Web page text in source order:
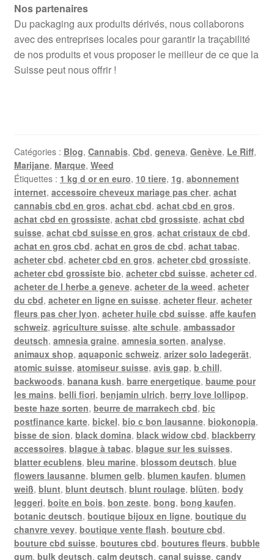
Nos partenaires
Du packaging aux produits dérivés, nous collaborons
avec des entreprises locales pour garantir la traçabilité
de nos produits et vous proposer le meilleur de ce que la
Suisse peut nous offrir !
Catégories : Blog, Cannabis, Cbd, geneva, Genève, Le Riff,
Marijane, Marque, Weed
Étiquettes : 1 kg d or en euro, 10 tiere, 1g, abonnement
internet, accessoire cheveux mariage pas cher, achat
cannabis cbd en gros, achat cbd, achat cbd en gros,
achat cbd en grossiste, achat cbd grossiste, achat cbd
suisse, achat cbd suisse en gros, achat cristaux de cbd,
achat en gros cbd, achat en gros de cbd, achat tabac,
acheter cbd, acheter cbd en gros, acheter cbd grossiste,
acheter cbd grossiste bio, acheter cbd suisse, acheter cd,
acheter de l herbe a geneve, acheter de la weed, acheter
du cbd, acheter en ligne en suisse, acheter fleur, acheter
fleurs pas cher lyon, acheter huile cbd suisse, affe kaufen
schweiz, agriculture suisse, alte schule, ambassador
deutsch, amnesia graine, amnesia sorten, analyse,
animaux shop, aquaponic schweiz, arizer solo ladegerät,
atomic suisse, atomiseur suisse, avis gap, b chill,
backwoods, banana kush, barre energetique, baume pour
les mains, belli fiori, benjamin ulrich, berry love lollipop,
beste haze sorten, beurre de marrakech cbd, bic
postfinance karte, bickel, bio c bon lausanne, biokonopia,
bisse de sion, black domina, black widow cbd, blackberry
accessoires, blague à tabac, blague sur les suisses,
blatter ecublens, bleu marine, blossom deutsch, blue
flowers lausanne, blumen gelb, blumen kaufen, blumen
weiß, blunt, blunt deutsch, blunt roulage, blüten, body
leggeri, boite en bois, bon zeste, bong, bong kaufen,
botanic deutsch, boutique bijoux en ligne, boutique du
chanvre vevey, boutique vente flash, bouture cbd,
bouture cbd suisse, boutures cbd, boutures fleurs, bubble
gum, bulk deutsch, calm deutsch, canal suisse, candy